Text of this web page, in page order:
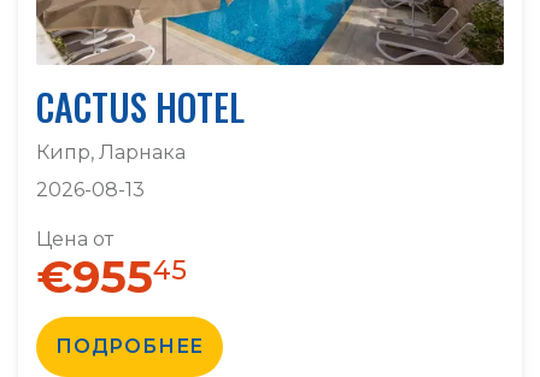
CACTUS HOTEL
Кипр, Ларнака
2026-08-13
Цена от
€95545
ПОДРОБНЕЕ